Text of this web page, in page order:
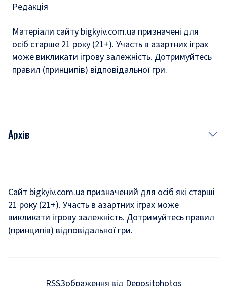
Редакція
Матеріали сайту bigkyiv.com.ua призначені для
осіб старше 21 року (21+). Участь в азартних іграх
може викликати ігрову залежність. Дотримуйтесь
правил (принципів) відповідальної гри.
Архів
Комуналка
Хроніки війни
Сайт bigkyiv.com.ua призначений для осіб які старші
21 року (21+). Участь в азартних іграх може
викликати ігрову залежність. Дотримуйтесь правил
(принципів) відповідальної гри.